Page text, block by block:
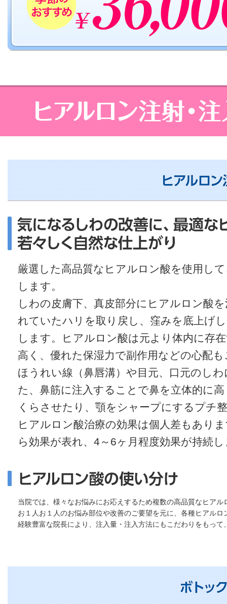
厳選した高品質なヒアルロン酸を使用し
します。
しわの皮膚下、真皮部分にヒアルロン酸
れていたハリを取り戻し、窪みを底上げ
します。ヒアルロン酸は元より体内に存
高く、優れた保湿力で副作用などの心配
ほうれい線（鼻唇溝）や目元、口元のし
た、鼻筋に注入することで鼻を立体的に
くらさせたり、顎をシャープにするプチ
ヒアルロン酸治療の効果は個人差もあり
ら効果が表れ、4～6ヶ月程度効果が持続
当院では、様々なお悩みにお応えするため複数の高品質なヒア
お１人お１人のお悩み部位や改善のご要望を元に、各種ヒアル
経験豊富な院長により、注入量・注入方法にもこだわりをもっ